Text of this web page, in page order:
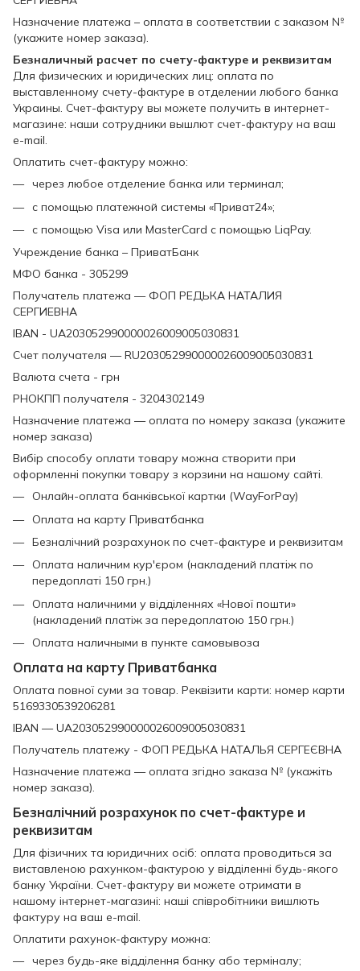
Назначение платежа – оплата в соответствии с заказом №
(укажите номер заказа).
Безналичный расчет по счету-фактуре и реквизитам
Для физических и юридических лиц: оплата по
выставленному счету-фактуре в отделении любого банка
Украины. Счет-фактуру вы можете получить в интернет-
магазине: наши сотрудники вышлют счет-фактуру на ваш
e-mail.
Оплатить счет-фактуру можно:
через любое отделение банка или терминал;
с помощью платежной системы «Приват24»;
с помощью Visa или MasterCard с помощью LiqPay.
Учреждение банка – ПриватБанк
МФО банка - 305299
Получатель платежа — ФОП РЕДЬКА НАТАЛИЯ
СЕРГИЕВНА
IBAN - UA203052990000026009005030831
Счет получателя — RU203052990000026009005030831
Валюта счета - грн
РНОКПП получателя - 3204302149
Назначение платежа — оплата по номеру заказа (укажите
номер заказа)
Вибір способу оплати товару можна створити при
оформленні покупки товару з корзини на нашому сайті.
Онлайн-оплата банківської картки (WayForPay)
Оплата на карту Приватбанка
Безналічний розрахунок по счет-фактуре и реквизитам
Оплата наличним кур'єром (накладений платіж по
передоплаті 150 грн.)
Оплата наличними у відділеннях «Нової пошти»
(накладений платіж за передоплатою 150 грн.)
Оплата наличными в пункте самовывоза
Оплата на карту Приватбанка
Оплата повної суми за товар. Реквізити карти: номер карти
5169330539206281
IBAN — UA203052990000026009005030831
Получатель платежу - ФОП РЕДЬКА НАТАЛЬЯ СЕРГЕЄВНА
Назначение платежа — оплата згідно заказа № (укажіть
номер заказа).
Безналічний розрахунок по счет-фактуре и
реквизитам
Для фізичних та юридичних осіб: оплата проводиться за
виставленою рахунком-фактурою у відділенні будь-якого
банку України. Счет-фактуру ви можете отримати в
нашому інтернет-магазині: наші співробітники вишлють
фактуру на ваш e-mail.
Оплатити рахунок-фактуру можна:
через будь-яке відділення банку або терміналу;